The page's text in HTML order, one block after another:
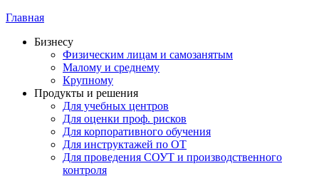
Главная
Бизнесу
Физическим лицам и самозанятым
Малому и среднему
Крупному
Продукты и решения
Для учебных центров
Для оценки проф. рисков
Для корпоративного обучения
Для инструктажей по ОТ
Для проведения СОУТ и производственного
контроля